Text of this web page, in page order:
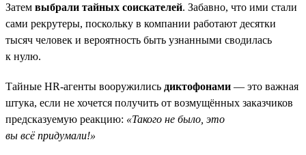
Затем выбрали тайных соискателей. Забавно, что ими стали
сами рекрутеры, поскольку в компании работают десятки
тысяч человек и вероятность быть узнанными сводилась
к нулю.
Тайные HR-агенты вооружились диктофонами — это важная
штука, если не хочется получить от возмущённых заказчиков
предсказуемую реакцию: «Такого не было, это
вы всё придумали!»